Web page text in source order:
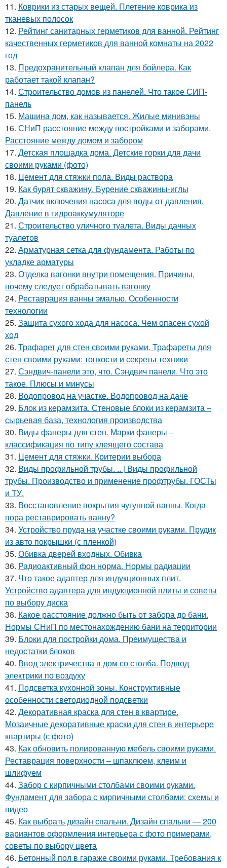
11. Коврики из старых вещей. Плетение коврика из
тканевых полосок
12. Рейтинг санитарных герметиков для ванной. Рейтинг
качественных герметиков для ванной комнаты на 2022
год
13. Предохранительный клапан для бойлера. Как
работает такой клапан?
14. Строительство домов из панелей. Что такое СИП-
панель
15. Машина дом, как называется. Жилые минивэны
16. СНиП расстояние между постройками и заборами.
Расстояние между домом и забором
17. Детская площадка дома. Детские горки для дачи
своими руками (фото)
18. Цемент для стяжки пола. Виды раствора
19. Как бурят скважину. Бурение скважины-иглы
20. Датчик включения насоса для воды от давления.
Давление в гидроаккумуляторе
21. Строительство уличного туалета. Виды дачных
туалетов
22. Арматурная сетка для фундамента. Работы по
укладке арматуры
23. Отделка вагонки внутри помещения. Причины,
почему следует обрабатывать вагонку
24. Реставрация ванны эмалью. Особенности
технологии
25. Защита сухого хода для насоса. Чем опасен сухой
ход
26. Трафарет для стен своими руками. Трафареты для
стен своими руками: тонкости и секреты техники
27. Сэндвич-панели это, что. Сэндвич панели. Что это
такое. Плюсы и минусы
28. Водопровод на участке. Водопровод на даче
29. Блок из керамзита. Стеновые блоки из керамзита –
сырьевая база, технология производства
30. Виды фанеры для стен. Марки фанеры –
классификация по типу клеящего состава
31. Цемент для стяжки. Критерии выбора
32. Виды профильной трубы. .. | Виды профильной
трубы. Производство и применение профтрубы. ГОСТы
и ТУ.
33. Восстановление покрытия чугунной ванны. Когда
пора реставрировать ванну?
34. Устройство пруда на участке своими руками. Прудик
из авто покрышки (с пленкой)
35. Обивка дверей входных. Обивка
36. Радиоактивный фон норма. Нормы радиации
37. Что такое адаптер для индукционных плит.
Устройство адаптера для индукционной плиты и советы
по выбору диска
38. Какое расстояние должно быть от забора до бани.
Нормы СНиП по местонахождению бани на территории
39. Блоки для постройки дома. Преимущества и
недостатки блоков
40. Ввод электричества в дом со столба. Подвод
электрики по воздуху
41. Подсветка кухонной зоны. Конструктивные
особенности светодиодной подсветки
42. Декоративная краска для стен в квартире.
Мозаичные декоративные краски для стен в интерьере
квартиры (с фото)
43. Как обновить полированную мебель своими руками.
Реставрация поверхности – шпаклюем, клеим и
шлифуем
44. Забор с кирпичными столбами своими руками.
Фундамент для забора с кирпичными столбами: схемы и
видео
45. Как выбрать дизайн спальни. Дизайн спальни — 200
вариантов оформления интерьера с фото примерами,
советы по выбору цвета
46. Бетонный пол в гараже своими руками. Требования к